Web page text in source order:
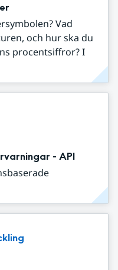
Vad
och hur ska du
procentsiffror? I
- API